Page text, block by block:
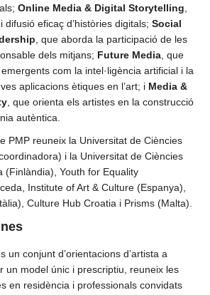
Online Media & Digital Storytelling
eficaç d’històries digitals; Social
, que aborda la participació de les
dels mitjans; Future Media , que
com la intel·ligència artificial i la
aplicacions ètiques en l’art; i Media &
, que orienta els artistes en la construcció
autèntica.
PMP reuneix la Universitat de Ciències
i la Universitat de Ciències
(Finlàndia), Youth for Equality
Institute of Art & Culture (Espanya),
Culture Hub Croatia i Prisms (Malta).
un conjunt d’orientacions d’artista a
un model únic i prescriptiu, reuneix les
en residència i professionals convidats